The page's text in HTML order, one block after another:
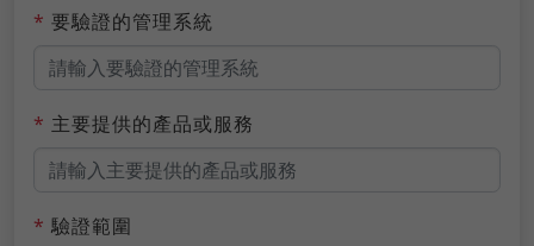
* 要驗證的管理系統
* 主要提供的產品或服務
* 驗證範圍